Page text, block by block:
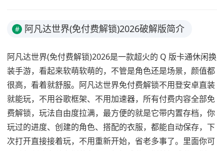
# 阿凡达世界(免付费解锁)2026破解版简介
阿凡达世界(免付费解锁)2026是一款超火的 Q 版卡通休闲换
装手游，看起来软萌软萌的，不管是角色还是场景，颜值都
很高，看着就舒服。阿凡达世界免付费解锁不用登安卓直装
就能玩，不用谷歌框架、不用加速器，所有付费内容全部免
费解锁，玩法自由度拉满，最方便的就是它带内置存档，你
玩过的进度、创建的角色、搭配的衣服，都能自动保存，下
次打开直接接着玩，不用重新开始，省老多事了。里面你可